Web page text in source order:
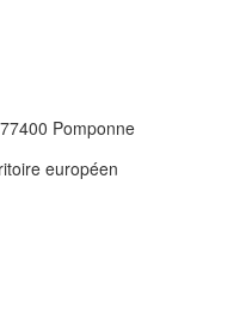
Pomponne
européen